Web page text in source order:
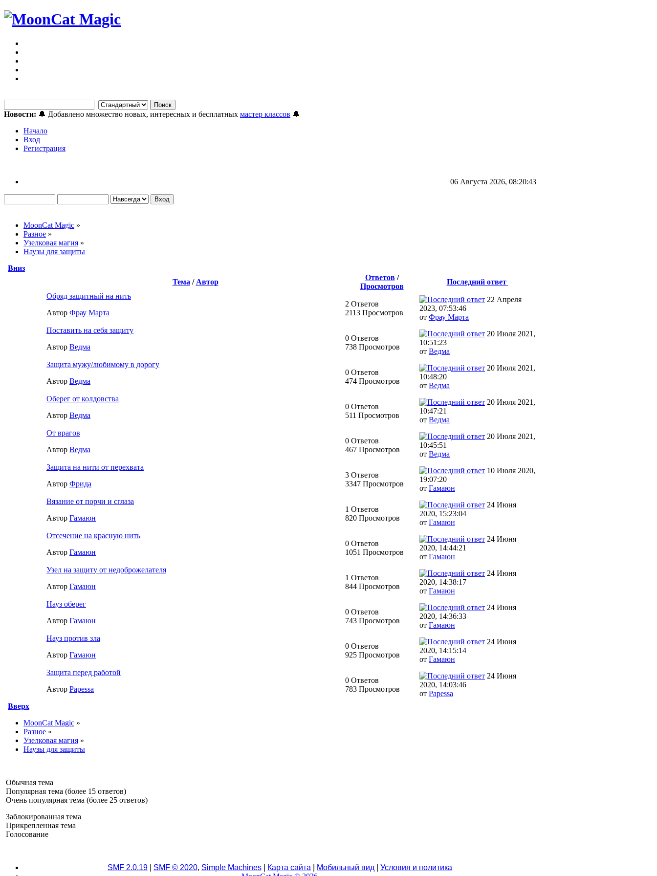
Новости: 🔔 Добавлено множество новых, интересных и бесплатных мастер классов 🔔
Начало
Вход
Регистрация
06 Августа 2026, 08:20:43
MoonCat Magic »
Разное »
Узелковая магия »
Наузы для защиты
Вниз
Тема / Автор
Ответов/
Просмотров
Последний ответ
Обряд защитный на нить
Автор Фрау Марта
2 Ответов
2113 Просмотров
22 Апреля
2023, 07:53:46
от Фрау Марта
Поставить на себя защиту
Автор Ведма
0 Ответов
738 Просмотров
20 Июля 2021,
10:51:23
от Ведма
Защита мужу/любимому в дорогу
Автор Ведма
0 Ответов
474 Просмотров
20 Июля 2021,
10:48:20
от Ведма
Оберег от колдовства
Автор Ведма
0 Ответов
511 Просмотров
20 Июля 2021,
10:47:21
от Ведма
От врагов
Автор Ведма
0 Ответов
467 Просмотров
20 Июля 2021,
10:45:51
от Ведма
Защита на нити от перехвата
Автор Фрида
3 Ответов
3347 Просмотров
10 Июля 2020,
19:07:20
от Гамаюн
Вязание от порчи и сглаза
Автор Гамаюн
1 Ответов
820 Просмотров
24 Июня
2020, 15:23:04
от Гамаюн
Отсечение на красную нить
Автор Гамаюн
0 Ответов
1051 Просмотров
24 Июня
2020, 14:44:21
от Гамаюн
Узел на защиту от недоброжелателя
Автор Гамаюн
1 Ответов
844 Просмотров
24 Июня
2020, 14:38:17
от Гамаюн
Науз оберег
Автор Гамаюн
0 Ответов
743 Просмотров
24 Июня
2020, 14:36:33
от Гамаюн
Науз против зла
Автор Гамаюн
0 Ответов
925 Просмотров
24 Июня
2020, 14:15:14
от Гамаюн
Защита перед работой
Автор Papessa
0 Ответов
783 Просмотров
24 Июня
2020, 14:03:46
от Papessa
Вверх
MoonCat Magic »
Разное »
Узелковая магия »
Наузы для защиты
Обычная тема
Популярная тема (более 15 ответов)
Очень популярная тема (более 25 ответов)
Заблокированная тема
Прикрепленная тема
Голосование
SMF 2.0.19| SMF © 2020, Simple Machines| Карта сайта Мобильный вид
Условия и политика